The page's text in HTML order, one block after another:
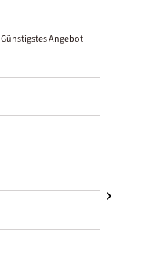
Günstigstes Angebot